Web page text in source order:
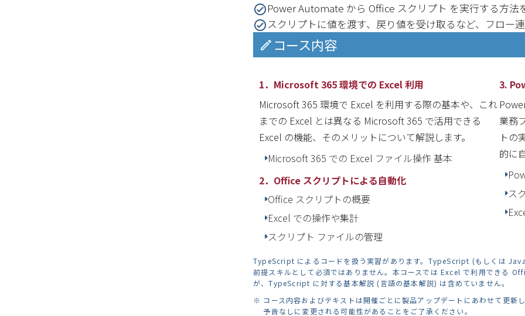
Power Automate から Office スクリプト を実行する方法
スクリプトに値を渡す、戻り値を受け取るなど、フロー
コース内容
1．Microsoft 365 環境での Excel 利用
Microsoft 365 環境で Excel を利用する際の基本や、これ
までの Excel とは異なる Microsoft 365 で活用できる
Excel の機能、そのメリットについて解説します。
Microsoft 365 での Excel ファイル操作 基本
2．Office スクリプトによる自動化
Office スクリプトの概要
Excel での操作や集計
スクリプト ファイルの管理
3.
業務
トの
的に
ス
TypeScript によるコードを扱う実習があります。TypeScript (もしくは
前提スキルとして必須ではありません。本コースでは Excel で利用できる
が、TypeScript に対する基本解説 (言語の基本解説) は含めていません。
※ コース内容およびテキストは開催ごとに製品アップデートにあわせて更新
予告なしに変更される可能性があることをご了承ください。